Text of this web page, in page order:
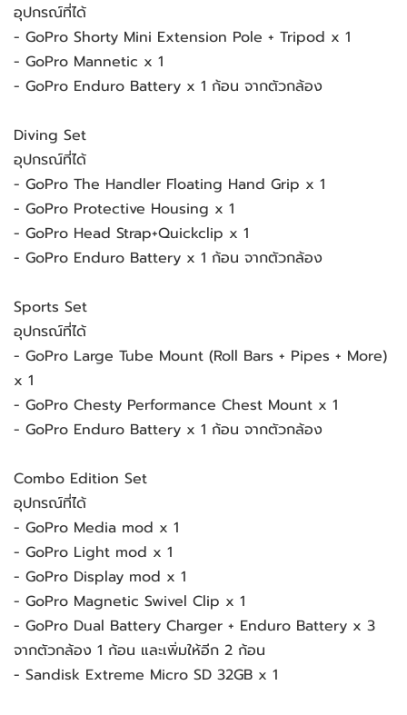
อุปกรณ์ที่ได้
- GoPro Shorty Mini Extension Pole + Tripod x 1
- GoPro Mannetic x 1
- GoPro Enduro Battery x 1 ก้อน จากตัวกล้อง
Diving Set
อุปกรณ์ที่ได้
- GoPro The Handler Floating Hand Grip x 1
- GoPro Protective Housing x 1
- GoPro Head Strap+Quickclip x 1
- GoPro Enduro Battery x 1 ก้อน จากตัวกล้อง
Sports Set
อุปกรณ์ที่ได้
- GoPro Large Tube Mount (Roll Bars + Pipes + More)
x 1
- GoPro Chesty Performance Chest Mount x 1
- GoPro Enduro Battery x 1 ก้อน จากตัวกล้อง
Combo Edition Set
อุปกรณ์ที่ได้
- GoPro Media mod x 1
- GoPro Light mod x 1
- GoPro Display mod x 1
- GoPro Magnetic Swivel Clip x 1
- GoPro Dual Battery Charger + Enduro Battery x 3
จากตัวกล้อง 1 ก้อน และเพิ่มให้อีก 2 ก้อน
- Sandisk Extreme Micro SD 32GB x 1